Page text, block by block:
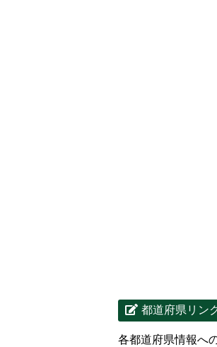
都道府県リン
各都道府県情報へ